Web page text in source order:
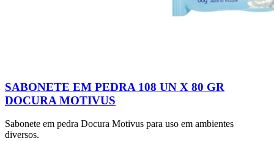
SABONETE EM PEDRA 108 UN X 80 GR
DOCURA MOTIVUS
Sabonete em pedra Docura Motivus para uso em ambientes
diversos.